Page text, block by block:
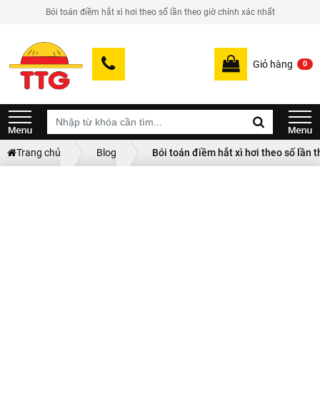
Bói toán điềm hắt xì hơi theo số lần theo giờ chính xác nhất
Giỏ hàng 0
Trang chủ Blog Bói toán điềm hắt xì hơi theo số lần